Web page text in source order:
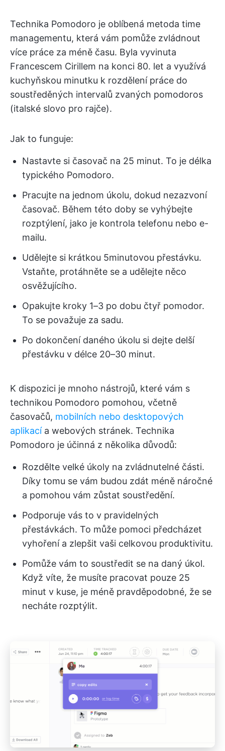
Technika Pomodoro je oblíbená metoda time
managementu, která vám pomůže zvládnout
více práce za méně času. Byla vyvinuta
Francescem Cirillem na konci 80. let a využívá
kuchyňskou minutku k rozdělení práce do
soustředěných intervalů zvaných pomodoros
(italské slovo pro rajče).
Jak to funguje:
Nastavte si časovač na 25 minut. To je délka
typického Pomodoro.
Pracujte na jednom úkolu, dokud nezazvoní
časovač. Během této doby se vyhýbejte
rozptýlení, jako je kontrola telefonu nebo e-
mailu.
Udělejte si krátkou 5minutovou přestávku.
Vstaňte, protáhněte se a udělejte něco
osvěžujícího.
Opakujte kroky 1–3 po dobu čtyř pomodor.
To se považuje za sadu.
Po dokončení daného úkolu si dejte delší
přestávku v délce 20–30 minut.
K dispozici je mnoho nástrojů, které vám s
technikou Pomodoro pomohou, včetně
časovačů, mobilních nebo desktopových
aplikacía webových stránek. Technika
Pomodoro je účinná z několika důvodů:
Rozdělte velké úkoly na zvládnutelné části.
Díky tomu se vám budou zdát méně náročné
a pomohou vám zůstat soustředění.
Podporuje vás to v pravidelných
přestávkách. To může pomoci předcházet
vyhoření a zlepšit vaši celkovou produktivitu.
Pomůže vám to soustředit se na daný úkol.
Když víte, že musíte pracovat pouze 25
minut v kuse, je méně pravděpodobné, že se
necháte rozptýlit.